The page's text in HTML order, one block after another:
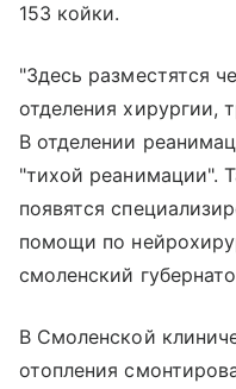
153 койки.
"Здесь разместятся
отделения хирургии,
В отделении
"тихой реанимации".
появятся
помощи по
смоленский
В Смоленской
отопления